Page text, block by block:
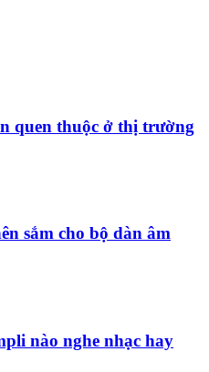
quen thuộc ở thị trường
sắm cho bộ dàn âm
nào nghe nhạc hay